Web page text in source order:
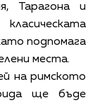
Тарагона и
подпомага
места.
на римското
ще бъде